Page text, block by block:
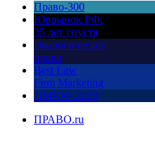
Право-300
Юррынок РФ:
35 лет спустя
Экологическое
право
Best Law
Firm Marketing
ПМЮФ 2026
ПРАВО.ru